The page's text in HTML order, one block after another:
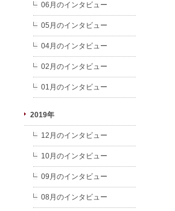
06月のインタビュー
05月のインタビュー
04月のインタビュー
02月のインタビュー
01月のインタビュー
2019年
12月のインタビュー
10月のインタビュー
09月のインタビュー
08月のインタビュー